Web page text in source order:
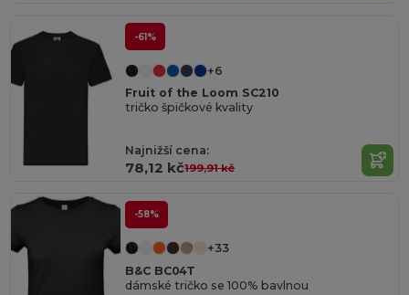
-61%
+6
Fruit of the Loom SC210
tričko špičkové kvality
Najnižší cena:
78,12 kč199,91 kč
-58%
+33
B&C BC04T
dámské tričko se 100% bavlnou